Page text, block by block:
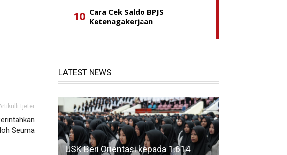
tjetër
Seuma
Cara Cek Saldo BPJS
Ketenagakerjaan
LATEST NEWS
USK Beri Orientasi kepada 1.614